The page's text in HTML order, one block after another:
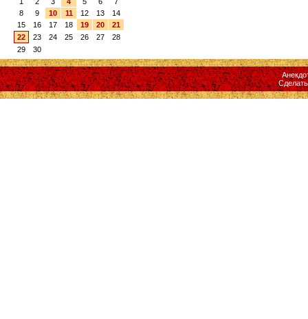
8
9 10 11 12 13
14
15
16 17 18 19 20
21
22
23 24 25 26 27
28
29
30